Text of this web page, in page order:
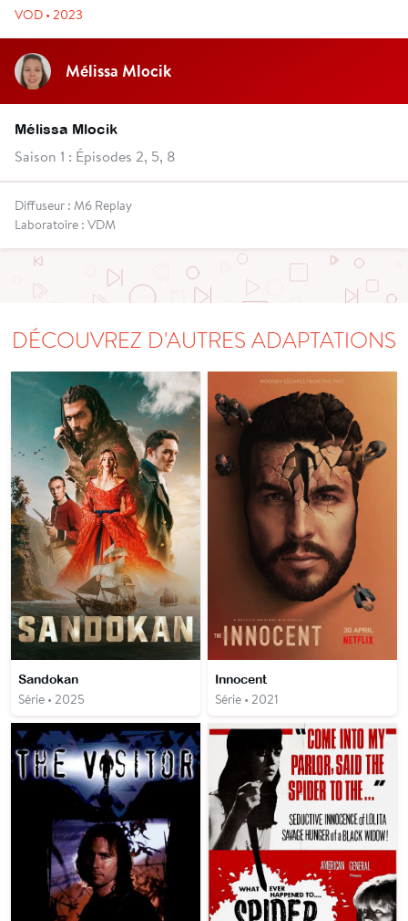
VOD • 2023
Mélissa Mlocik
Mélissa Mlocik
Saison 1 : Épisodes 2, 5, 8
Diffuseur : M6 Replay
Laboratoire : VDM
DÉCOUVREZ D'AUTRES ADAPTATIONS
Sandokan
Série • 2025
Innocent
Série • 2021